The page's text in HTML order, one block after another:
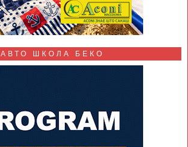
АВТО ШКОЛА БЕКО